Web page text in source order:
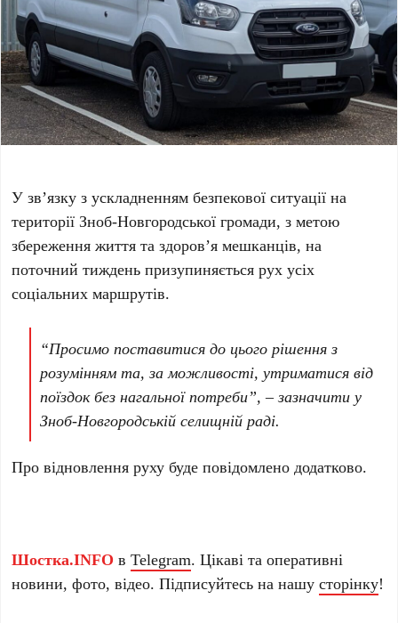
У зв’язку з ускладненням безпекової ситуації на
території Зноб-Новгородської громади, з метою
збереження життя та здоров’я мешканців, на
поточний тиждень призупиняється рух усіх
соціальних маршрутів.
“Просимо поставитися до цього рішення з
розумінням та, за можливості, утриматися від
поїздок без нагальної потреби”, – зазначити у
Зноб-Новгородській селищній раді.
Про відновлення руху буде повідомлено додатково.
Шостка.INFO вTelegram. Цікаві та оперативні
новини, фото, відео. Підписуйтесь на нашусторінку!